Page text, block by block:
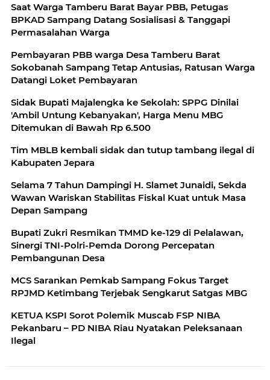
Saat Warga Tamberu Barat Bayar PBB, Petugas
BPKAD Sampang Datang Sosialisasi & Tanggapi
Permasalahan Warga
Pembayaran PBB warga Desa Tamberu Barat
Sokobanah Sampang Tetap Antusias, Ratusan Warga
Datangi Loket Pembayaran
Sidak Bupati Majalengka ke Sekolah: SPPG Dinilai
'Ambil Untung Kebanyakan', Harga Menu MBG
Ditemukan di Bawah Rp 6.500
Tim MBLB kembali sidak dan tutup tambang ilegal di
Kabupaten Jepara
Selama 7 Tahun Dampingi H. Slamet Junaidi, Sekda
Wawan Wariskan Stabilitas Fiskal Kuat untuk Masa
Depan Sampang
Bupati Zukri Resmikan TMMD ke-129 di Pelalawan,
Sinergi TNI-Polri-Pemda Dorong Percepatan
Pembangunan Desa
MCS Sarankan Pemkab Sampang Fokus Target
RPJMD Ketimbang Terjebak Sengkarut Satgas MBG
KETUA KSPI Sorot Polemik Muscab FSP NIBA
Pekanbaru – PD NIBA Riau Nyatakan Peleksanaan
Ilegal